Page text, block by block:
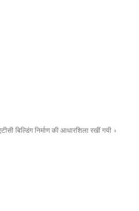
बिल्डिंग निर्माण की आधारशिला रखीं गयी